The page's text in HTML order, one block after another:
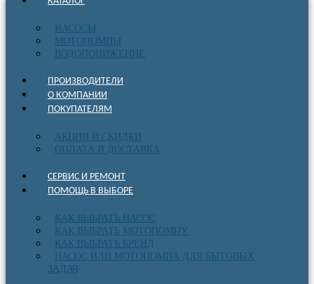
НАСОСЫ
МОТОПОМПЫ
ВОДОПОНИЖЕНИЕ
ПРОИЗВОДИТЕЛИ
О КОМПАНИИ
ПОКУПАТЕЛЯМ
АКЦИИ И СКИДКИ
ОПЛАТА И ДОСТАВКА
СЕРВИС И РЕМОНТ
ПОМОЩЬ В ВЫБОРЕ
КАК ВЫБРАТЬ НАСОС
КАК ВЫБРАТЬ МОТОПОМПУ
КАК ВЫБРАТЬ БРЕНД
НАСОС ИЛИ МОТОПОМПА ДЛЯ БЫТОВЫХ
ЗАДАЧ